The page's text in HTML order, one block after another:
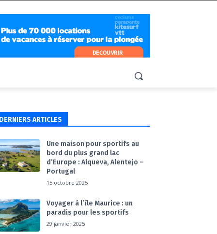
DERNIERS ARTICLES
Une maison pour sportifs au
bord du plus grand lac
d’Europe : Alqueva, Alentejo –
Portugal
15 octobre 2025
Voyager à l’île Maurice : un
paradis pour les sportifs
29 janvier 2025